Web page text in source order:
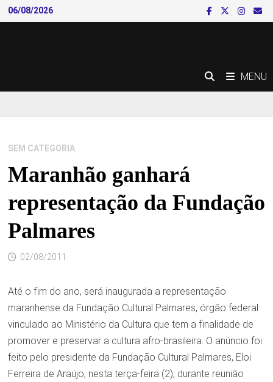
Skip
to
06/08/2026
MENU
SEM CATEGORIA
Maranhão ganhará
representação da Fundação
Palmares
02/08/2011
Até o fim do ano, será inaugurada a representação
maranhense da Fundação Cultural Palmares, órgão federal
vinculado ao Ministério da Cultura que tem a finalidade de
promover e preservar a cultura afro-brasileira. O anúncio foi
feito pelo presidente da Fundação Cultural Palmares, Eloi
Ferreira de Araújo, nesta terça-feira (2), durante reunião